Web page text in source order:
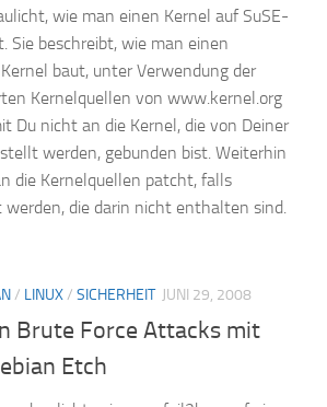
wie man einen Kernel auf SuSE-
Sie beschreibt, wie man einen
baut, unter Verwendung der
Kernelquellen von www.kernel.org
Du nicht an die Kernel, die von Deiner
werden, gebunden bist. Weiterhin
die Kernelquellen patcht, falls
die darin nicht enthalten sind.
/ LINUX/ SICHERHEIT JUNI 29, 2008
Brute Force Attacks mit
Etch